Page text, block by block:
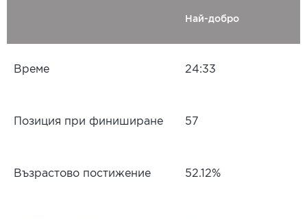
Най-добро
Време 24:33
Позиция при финиширане 57
Възрастово постижение 52.12%